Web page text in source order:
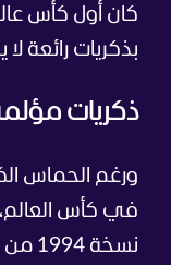
كان أول كأس
بذكريات رائعة
ذكريات مؤلمة
ورغم الحماس
في كأس
نسخة 1994 من دور المجموعات بعد 3 هزائم أمام